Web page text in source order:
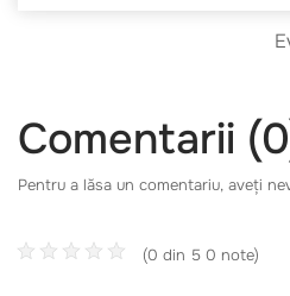
Comentarii
Pentru a lăsa un comentariu, aveți
(0 din 5 0 note)